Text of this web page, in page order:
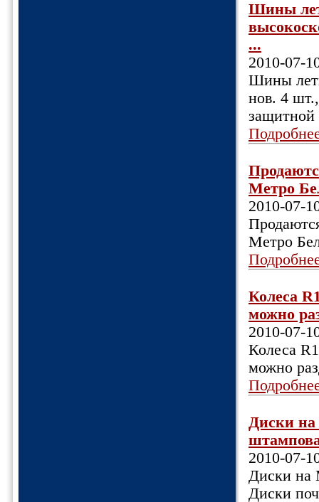
Шины
...
2010-07-
Шины
нов. 4
защитной
Метро
2010-07-
Метро
Колеса
можно
2010-07-
Колеса
можно
Диски на
2010-07-
Диски на
Диски